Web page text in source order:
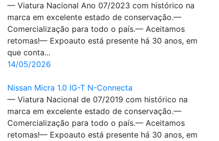
— Viatura Nacional Ano 07/2023 com histórico na
marca em excelente estado de conservação.—
Comercialização para todo o país.— Aceitamos
retomas!— Expoauto está presente há 30 anos, em
que conta...
14/05/2026
Nissan Micra 1.0 IG-T N-Connecta
— Viatura Nacional de 07/2019 com histórico na
marca em excelente estado de conservação.—
Comercialização para todo o país.— Aceitamos
retomas!— Expoauto está presente há 30 anos, em